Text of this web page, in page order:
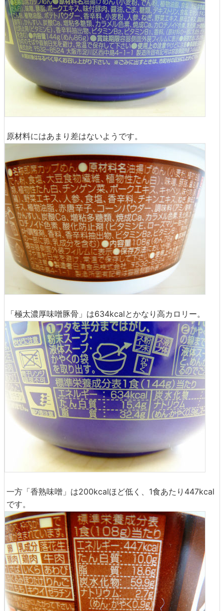
原材料にはあまり差はないようです。
「極太濃厚味噌豚骨」は634kcalとかなり高カロリー。
一方「香熟味噌」は200kcalほど低く、1食あたり447kcal
です。